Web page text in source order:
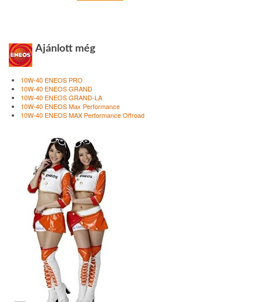
Ajánlott még
10W-40 ENEOS PRO
10W-40 ENEOS GRAND
10W-40 ENEOS GRAND-LA
10W-40 ENEOS Max Performance
10W-40 ENEOS MAX Performance Offroad